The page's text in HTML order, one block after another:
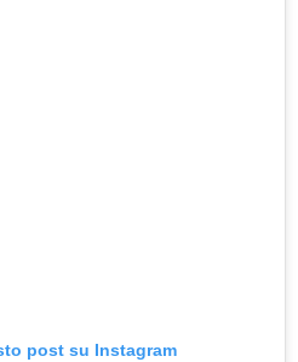
post su Instagram